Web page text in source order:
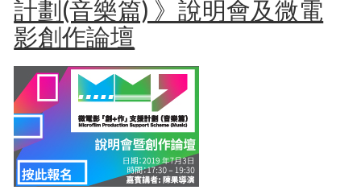
計劃(音樂篇) 》說明會及微電
影創作論壇